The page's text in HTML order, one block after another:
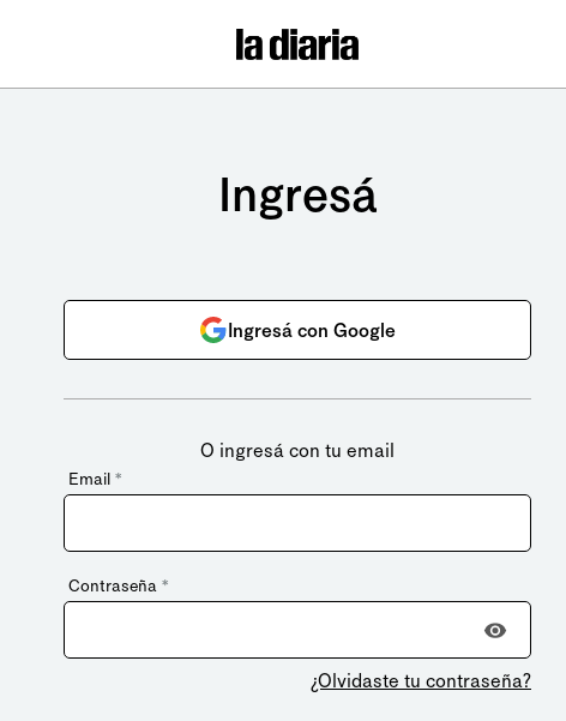
Ingresá
Ingresá con Google
O ingresá con tu email
Email *
Contraseña *
¿Olvidaste tu contraseña?